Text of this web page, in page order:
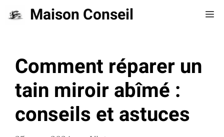
Aller
Maison Conseil
Comment réparer un
tain miroir abîmé :
conseils et astuces